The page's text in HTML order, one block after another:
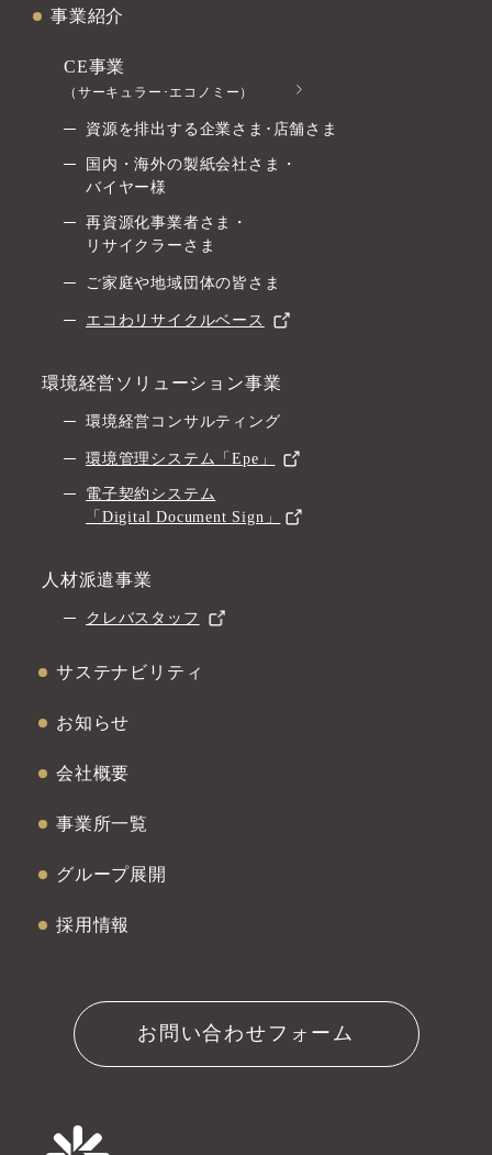
事業紹介
CE事業
（サーキュラー･エコノミー）
資源を排出する企業さま･店舗さま
国内・海外の製紙会社さま・
バイヤー様
再資源化事業者さま・
リサイクラーさま
ご家庭や地域団体の皆さま
エコわリサイクルベース
環境経営ソリューション事業
環境経営コンサルティング
環境管理システム「Epe」
電子契約システム
「Digital Document Sign」
人材派遣事業
クレバスタッフ
サステナビリティ
お知らせ
会社概要
事業所一覧
グループ展開
採用情報
お問い合わせフォーム